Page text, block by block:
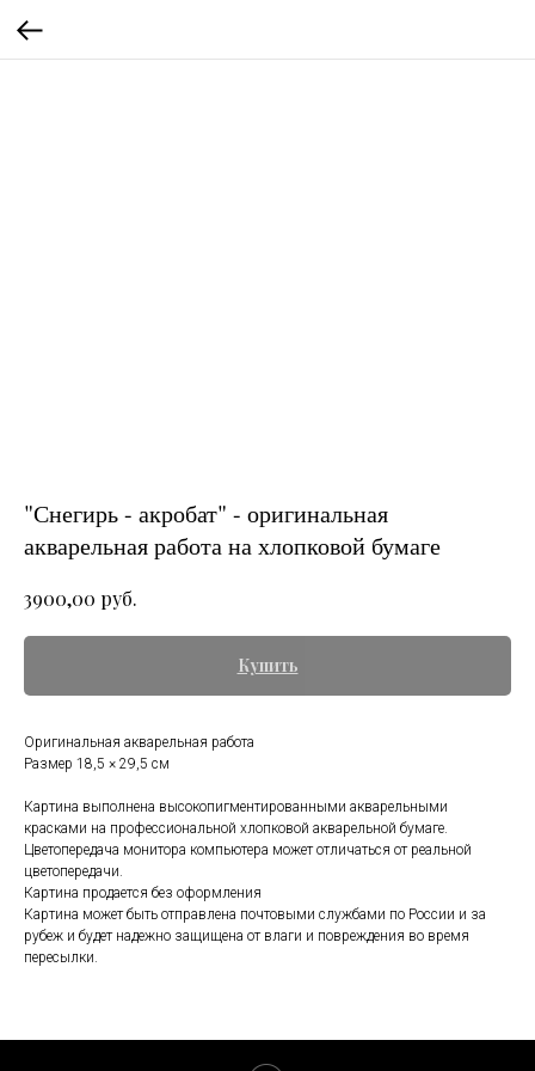
"Снегирь - акробат" - оригинальная
акварельная работа на хлопковой бумаге
3900,00 руб.
Купить
Оригинальная акварельная работа
Размер 18,5 × 29,5 см
Картина выполнена высокопигментированными акварельными
красками на профессиональной хлопковой акварельной бумаге.
Цветопередача монитора компьютера может отличаться от реальной
цветопередачи.
Картина продается без оформления
Картина может быть отправлена почтовыми службами по России и за
рубеж и будет надежно защищена от влаги и повреждения во время
пересылки.